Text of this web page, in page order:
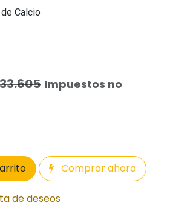
de Calcio
33.605 Impuestos no
Comprar ahora
de deseos